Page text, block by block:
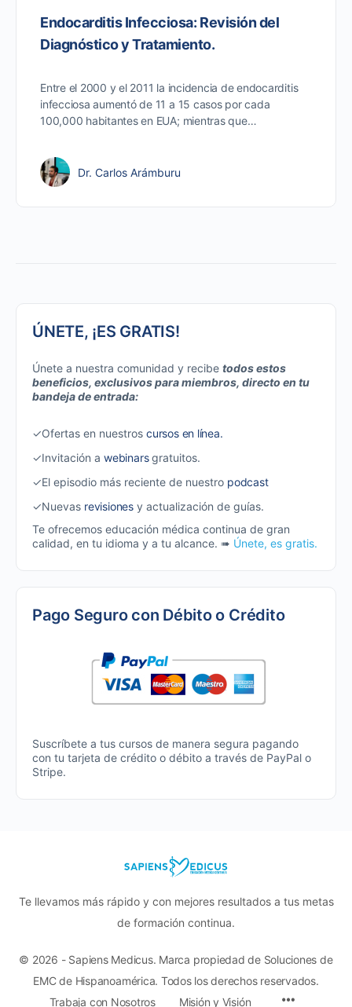
Endocarditis Infecciosa: Revisión del
Diagnóstico y Tratamiento.
Entre el 2000 y el 2011 la incidencia de endocarditis
infecciosa aumentó de 11 a 15 casos por cada
100,000 habitantes en EUA; mientras que…
Dr. Carlos Arámburu
ÚNETE, ¡ES GRATIS!
Únete a nuestra comunidad y recibe todos estos
beneficios, exclusivos para miembros, directo en tu
bandeja de entrada:
✓Ofertas en nuestros cursos en línea.
✓Invitación a webinarsgratuitos.
✓El episodio más reciente de nuestro podcast
✓Nuevas revisionesy actualización de guías.
Te ofrecemos educación médica continua de gran
calidad, en tu idioma y a tu alcance. ➠ Únete, es gratis.
Pago Seguro con Débito o Crédito
Suscríbete a tus cursos de manera segura pagando
con tu tarjeta de crédito o débito a través de PayPal o
Stripe.
Te llevamos más rápido y con mejores resultados a tus metas
de formación continua.
© 2026 - Sapiens Medicus. Marca propiedad de Soluciones de
EMC de Hispanoamérica. Todos los derechos reservados.
Trabaja con Nosotros
Misión y Visión